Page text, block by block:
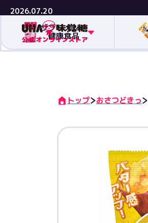
2026.07.20
サプリメント
健康食品
トップ おさつどきっ